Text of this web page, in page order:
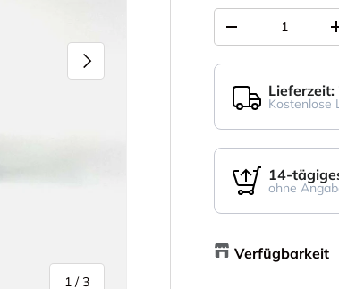
1 /von
3
Nächste
-
Kostenlose
14-
ohne
Verfügbarkeit